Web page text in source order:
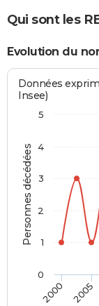
Qui sont les
Evolution du
Personnes décédées
Données
Insee)
2000 2005
0
1
2
3
4
5